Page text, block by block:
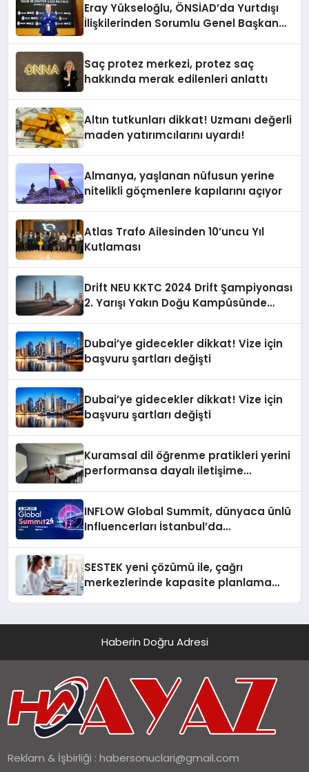
Eray Yükseloğlu, ÖNSİAD’da Yurtdışı
İlişkilerinden Sorumlu Genel Başkan
Saç protez merkezi, protez saç
hakkında merak edilenleri anlattı
Altın tutkunları dikkat! Uzmanı değerli
maden yatırımcılarını uyardı!
Almanya, yaşlanan nüfusun yerine
nitelikli göçmenlere kapılarını açıyor
Atlas Trafo Ailesinden 10’uncu Yıl
Kutlaması
Drift NEU KKTC 2024 Drift Şampiyonası
2. Yarışı Yakın Doğu Kampüsünde
Dubai’ye gidecekler dikkat! Vize için
başvuru şartları değişti
Dubai’ye gidecekler dikkat! Vize için
başvuru şartları değişti
Kuramsal dil öğrenme pratikleri yerini
performansa dayalı iletişime
INFLOW Global Summit, dünyaca ünlü
Influencerları İstanbul’da
SESTEK yeni çözümü ile, çağrı
merkezlerinde kapasite planlama
Haberin Doğru Adresi
Reklam & İşbirliği :habersonuclari@gmail.com